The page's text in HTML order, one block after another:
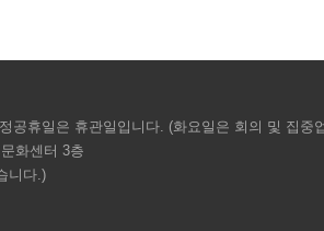
공휴일은 휴관일입니다. (화요일은 회의 및 집중
화센터 3층
니다.)